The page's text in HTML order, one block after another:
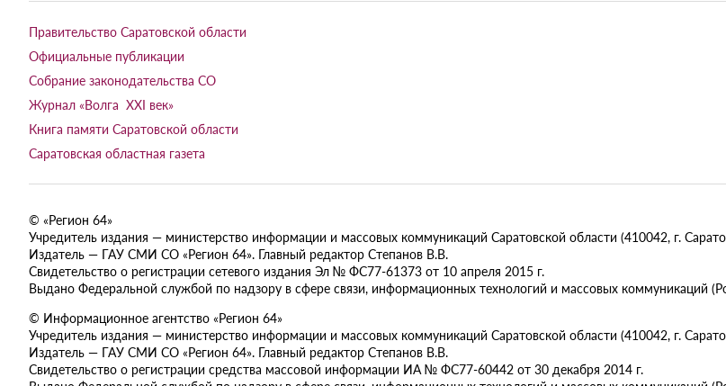
Правительство Саратовской области
Официальные публикации
Собрание законодательства СО
Журнал «Волга XXI век»
Книга памяти Саратовской области
Саратовская областная газета
© «Регион 64»
Учредитель издания — министерство информации и массовых коммуникаций Саратовской области (410042, г.
Издатель — ГАУ СМИ СО «Регион 64». Главный редактор Степанов В.В.
Свидетельство о регистрации сетевого издания Эл № ФС77-61373 от 10 апреля 2015 г.
Выдано Федеральной службой по надзору в сфере связи, информационных технологий и массовых коммуникаций
© Информационное агентство «Регион 64»
Учредитель издания — министерство информации и массовых коммуникаций Саратовской области (410042, г.
Издатель — ГАУ СМИ СО «Регион 64». Главный редактор Степанов В.В.
Свидетельство о регистрации средства массовой информации ИА № ФС77-60442 от 30 декабря 2014 г.